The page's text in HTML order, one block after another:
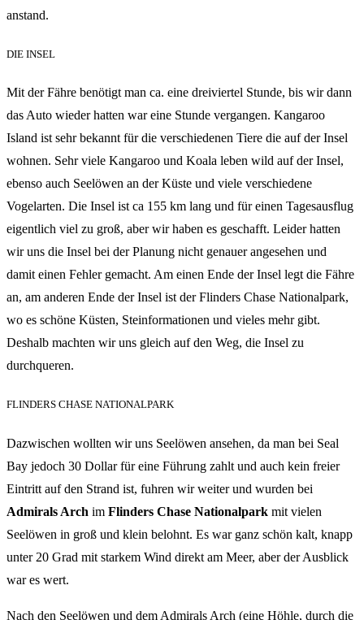
anstand.
DIE INSEL
Mit der Fähre benötigt man ca. eine dreiviertel Stunde, bis wir dann
das Auto wieder hatten war eine Stunde vergangen. Kangaroo
Island ist sehr bekannt für die verschiedenen Tiere die auf der Insel
wohnen. Sehr viele Kangaroo und Koala leben wild auf der Insel,
ebenso auch Seelöwen an der Küste und viele verschiedene
Vogelarten. Die Insel ist ca 155 km lang und für einen Tagesausflug
eigentlich viel zu groß, aber wir haben es geschafft. Leider hatten
wir uns die Insel bei der Planung nicht genauer angesehen und
damit einen Fehler gemacht. Am einen Ende der Insel legt die Fähre
an, am anderen Ende der Insel ist der Flinders Chase Nationalpark,
wo es schöne Küsten, Steinformationen und vieles mehr gibt.
Deshalb machten wir uns gleich auf den Weg, die Insel zu
durchqueren.
FLINDERS CHASE NATIONALPARK
Dazwischen wollten wir uns Seelöwen ansehen, da man bei Seal
Bay jedoch 30 Dollar für eine Führung zahlt und auch kein freier
Eintritt auf den Strand ist, fuhren wir weiter und wurden bei
Admirals Arch im Flinders Chase Nationalpark mit vielen
Seelöwen in groß und klein belohnt. Es war ganz schön kalt, knapp
unter 20 Grad mit starkem Wind direkt am Meer, aber der Ausblick
war es wert.
Nach den Seelöwen und dem Admirals Arch (eine Höhle, durch die